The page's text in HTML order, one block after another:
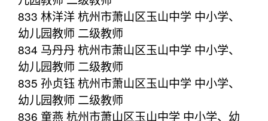
833 林洋洋 杭州市萧山区玉山中学 中小学、
幼儿园教师 二级教师
834 马丹丹 杭州市萧山区玉山中学 中小学、
幼儿园教师 二级教师
835 孙贞钰 杭州市萧山区玉山中学 中小学、
幼儿园教师 二级教师
836 童燕 杭州市萧山区玉山中学 中小学、幼